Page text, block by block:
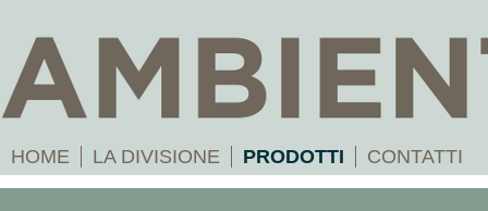
HOME LA DIVISIONE PRODOTTI CONTATTI